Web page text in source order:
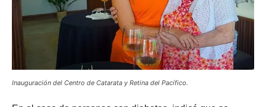
Inauguración del Centro de Catarata y Retina del Pacífico.